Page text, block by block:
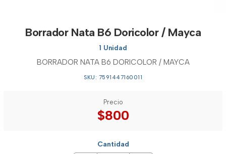
Borrador Nata B6 Doricolor / Mayca
1 Unidad
BORRADOR NATA B6 DORICOLOR / MAYCA
SKU: 7591447160011
Precio
$800
Cantidad